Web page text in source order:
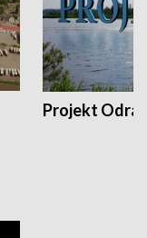
Projekt Odra